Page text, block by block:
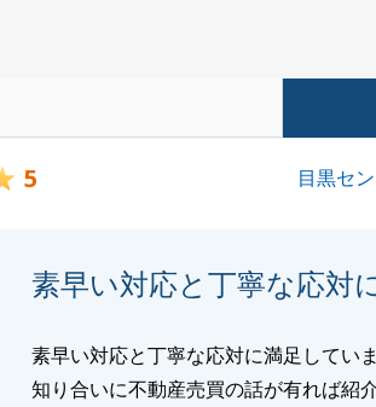
5 目黒セ
素早い対応と丁寧な応対
素早い対応と丁寧な応対に満足していま
知り合いに不動産売買の話が有れば紹